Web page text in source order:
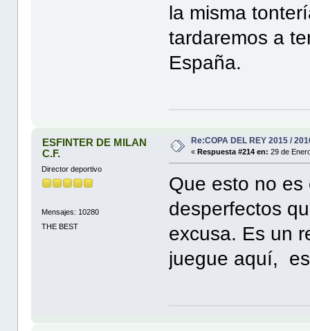
la misma
tardaremos a
España.
ESFINTER DE MILAN
C.F.
Director deportivo
Mensajes: 10280
THE BEST
Re:COPA DEL REY 2015 /
«Respuesta #214 en: 29 de
Que esto no
desperfectos
excusa. Es un
juegue aquí,